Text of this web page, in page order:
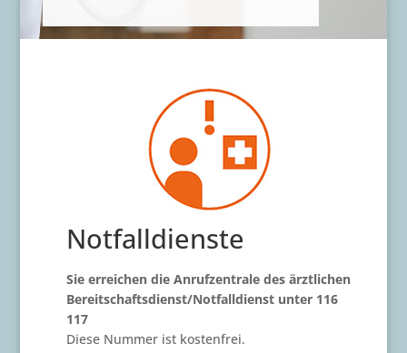
Notfalldienste
Sie erreichen die Anrufzentrale des ärztlichen
Bereitschaftsdienst/Notfalldienst unter 116
117
Diese Nummer ist kostenfrei.